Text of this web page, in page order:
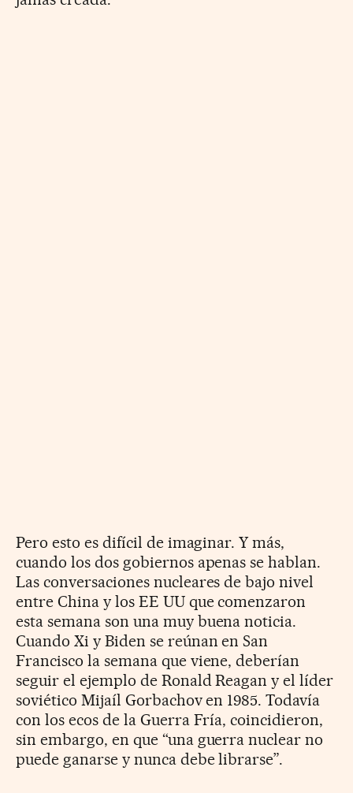
Pero esto es difícil de imaginar. Y más,
cuando los dos gobiernos apenas se hablan.
Las conversaciones nucleares de bajo nivel
entre China y los EE UU que comenzaron
esta semana son una muy buena noticia.
Cuando Xi y Biden se reúnan en San
Francisco la semana que viene, deberían
seguir el ejemplo de Ronald Reagan y el líder
soviético Mijaíl Gorbachov en 1985. Todavía
con los ecos de la Guerra Fría, coincidieron,
sin embargo, en que “una guerra nuclear no
puede ganarse y nunca debe librarse”.